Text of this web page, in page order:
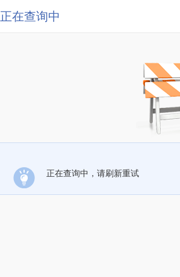
正在查询中
正在查询中，请刷新重试